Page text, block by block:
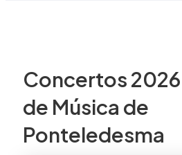
Concertos 2026
de Música de
Ponteledesma